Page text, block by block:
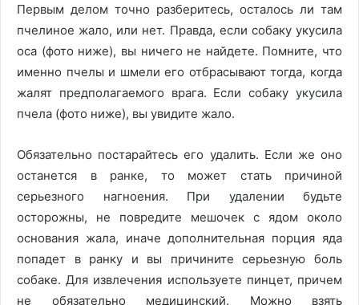
Первым делом точно разберитесь, осталось ли там
пчелиное жало, или нет. Правда, если собаку укусила
оса (фото ниже), вы ничего не найдете. Помните, что
именно пчелы и шмели его отбрасывают тогда, когда
жалят предполагаемого врага. Если собаку укусила
пчела (фото ниже), вы увидите жало.
Обязательно постарайтесь его удалить. Если же оно
останется в ранке, то может стать причиной
серьезного нагноения. При удалении будьте
осторожны, не повредите мешочек с ядом около
основания жала, иначе дополнительная порция яда
попадет в ранку и вы причините серьезную боль
собаке. Для извлечения используете пинцет, причем
не обязательно медицинский. Можно взять